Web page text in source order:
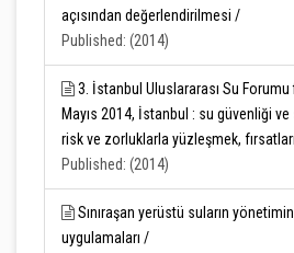
açısından değerlendirilmesi /
Published: (2014)
3. İstanbul Uluslararası Su
Mayıs 2014, İstanbul : su güvenliği
risk ve zorluklarla yüzleşmek,
Published: (2014)
Sınıraşan yerüstü suların
uygulamaları /